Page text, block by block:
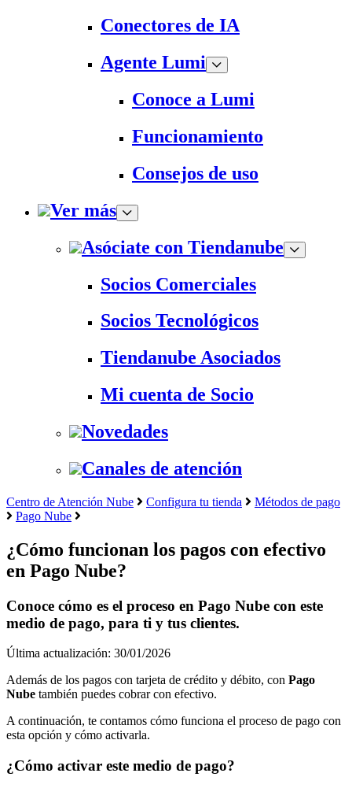
Conectores de IA
Agente Lumi
Conoce a Lumi
Funcionamiento
Consejos de uso
Ver más
Asóciate con Tiendanube
Socios Comerciales
Socios Tecnológicos
Tiendanube Asociados
Mi cuenta de Socio
Novedades
Canales de atención
Centro de Atención Nube Configura tu tienda
Métodos de pago
Pago Nube
¿Cómo funcionan los pagos con efectivo
en Pago Nube?
Conoce cómo es el proceso en Pago Nube con este
medio de pago, para ti y tus clientes.
Última actualización: 30/01/2026
Además de los pagos con tarjeta de crédito y débito, con Pago
Nube también puedes cobrar con efectivo.
A continuación, te contamos cómo funciona el proceso de pago con
esta opción y cómo activarla.
¿Cómo activar este medio de pago?